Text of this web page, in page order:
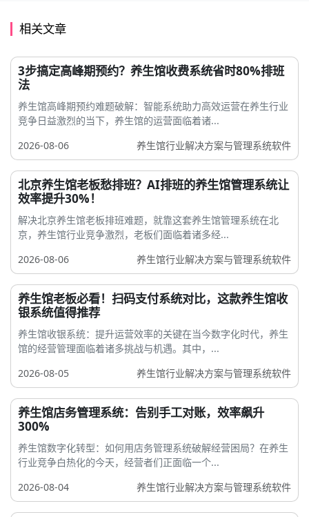
相关文章
3步搞定高峰期预约？养生馆收费系统省时80%排班
法
养生馆高峰期预约难题破解：智能系统助力高效运营在养生行业
竞争日益激烈的当下，养生馆的运营面临着诸...
2026-08-06
养生馆行业解决方案与管理系统软件
北京养生馆老板愁排班？AI排班的养生馆管理系统让
效率提升30%！
解决北京养生馆老板排班难题，就靠这套养生馆管理系统在北
京，养生馆行业竞争激烈，老板们面临着诸多经...
2026-08-06
养生馆行业解决方案与管理系统软件
养生馆老板必看！扫码支付系统对比，这款养生馆收
银系统值得推荐
养生馆收银系统：提升运营效率的关键在当今数字化时代，养生
馆的经营管理面临着诸多挑战与机遇。其中，...
2026-08-05
养生馆行业解决方案与管理系统软件
养生馆店务管理系统：告别手工对账，效率飙升
300%
养生馆数字化转型：如何用店务管理系统破解经营困局？在养生
行业竞争白热化的今天，经营者们正面临一个...
2026-08-04
养生馆行业解决方案与管理系统软件